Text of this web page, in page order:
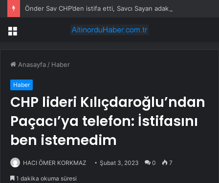
Önder Sav CHP’den istifa etti, Savcı Sayan adak kesti
Menü
Anasayfa / Haber
Haber
CHP lideri Kılıçdaroğlu’ndan
Paçacı’ya telefon: İstifasını
ben istemedim
HACI ÖMER KORKMAZ Şubat 3, 2023 0 7
1 dakika okuma süresi